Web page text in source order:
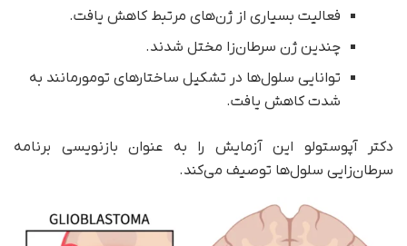
فعالیت بسیاری از ژن‌های مرتبط کاهش یافت.
چندین ژن سرطان‌زا مختل شدند.
توانایی سلول‌ها در تشکیل ساختارهای تومورمانند به
شدت کاهش یافت.
دکتر آپوستولو این آزمایش را به عنوان بازنویسی برنامه
سرطان‌زایی سلول‌ها توصیف می‌کند.